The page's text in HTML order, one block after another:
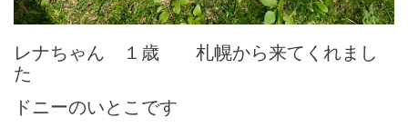
レナちゃん １歳 札幌から来てくれまし
た
ドニーのいとこです